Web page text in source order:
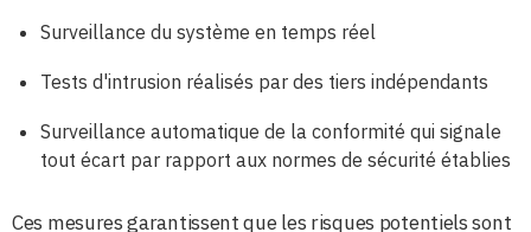
Surveillance du système en temps réel
Tests d'intrusion réalisés par des tiers indépendants
Surveillance automatique de la conformité qui signale
tout écart par rapport aux normes de sécurité établies
Ces mesures garantissent que les risques potentiels sont